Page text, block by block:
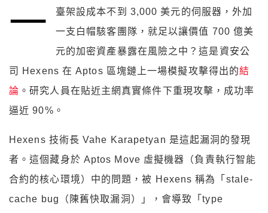
一
臺架設成本不到 3,000 美元的伺服器，外加
一支白帽駭客團隊，就足以讓價值 700 億美
元的加密資產暴露在風險之中？這是資安公
司 Hexens 在 Aptos 區塊鏈上一場模擬攻擊得出的結
論 。研究人員在貼近主網真實條件下重現攻擊，成功率
逼近 90%。
Hexens 技術長 Vahe Karapetyan 是這起漏洞的發現
者。這個藏身於 Aptos Move 虛擬機器（負責執行智能
合約的核心環境）中的問題，被 Hexens 稱為「stale-
cache bug（陳舊快取漏洞）」，會導致「type